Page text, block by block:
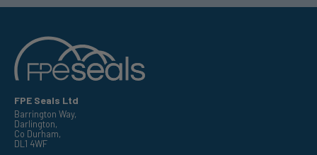
FPE Seals Ltd
Barrington Way,
Darlington,
Co Durham,
DL1 4WF